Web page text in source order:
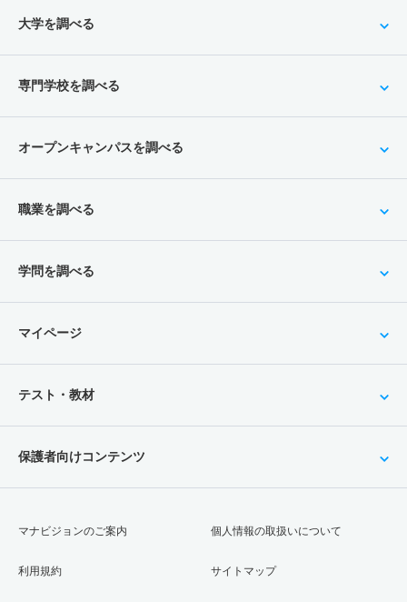
大学を調べる
専門学校を調べる
オープンキャンパスを調べる
職業を調べる
学問を調べる
マイページ
テスト・教材
保護者向けコンテンツ
マナビジョンのご案内
利用規約
個人情報の取扱いについて
サイトマップ